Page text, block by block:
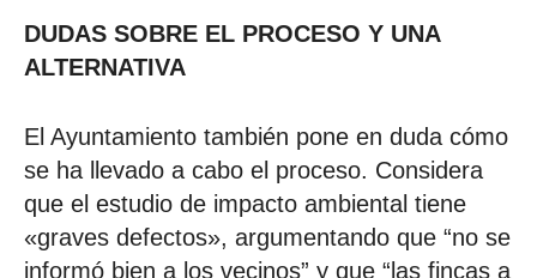
DUDAS SOBRE EL PROCESO Y UNA
ALTERNATIVA
El Ayuntamiento también pone en duda cómo
se ha llevado a cabo el proceso. Considera
que el estudio de impacto ambiental tiene
«graves defectos», argumentando que “no se
informó bien a los vecinos” y que “las fincas a